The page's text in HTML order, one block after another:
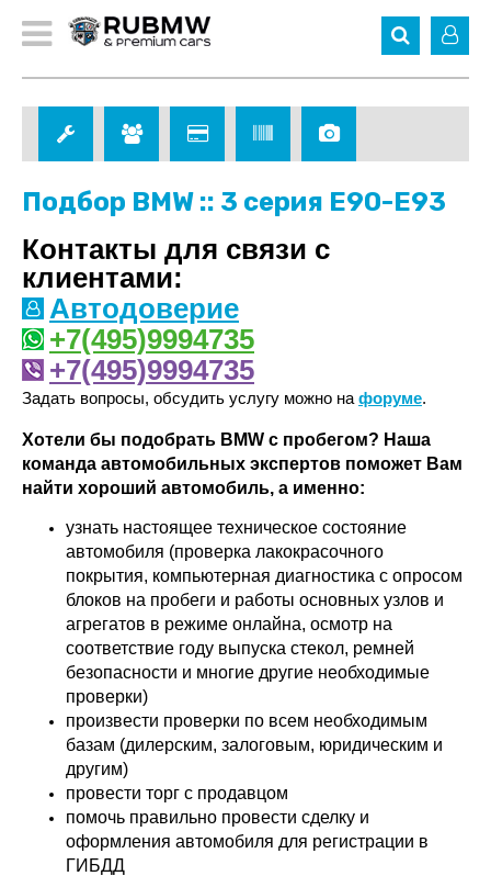
Подбор BMW :: 3 серия E90-E93
Контакты для связи с
клиентами:
Автодоверие
+7(495)9994735
+7(495)9994735
Задать вопросы, обсудить услугу можно на форуме.
Хотели бы подобрать BMW с пробегом? Наша
команда автомобильных экспертов поможет Вам
найти хороший автомобиль, а именно:
узнать настоящее техническое состояние
автомобиля (проверка лакокрасочного
покрытия, компьютерная диагностика с опросом
блоков на пробеги и работы основных узлов и
агрегатов в режиме онлайна, осмотр на
соответствие году выпуска стекол, ремней
безопасности и многие другие необходимые
проверки)
произвести проверки по всем необходимым
базам (дилерским, залоговым, юридическим и
другим)
провести торг с продавцом
помочь правильно провести сделку и
оформления автомобиля для регистрации в
ГИБДД